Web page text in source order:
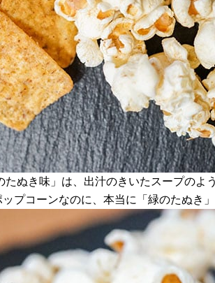
たぬき味」は、出汁のきいたスープの
プコーンなのに、本当に「緑のたぬき